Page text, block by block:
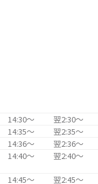
14:30〜 翌2:30〜
14:35〜
翌2:35〜
14:36〜
翌2:36〜
14:40〜
翌2:40〜
14:45〜
翌2:45〜